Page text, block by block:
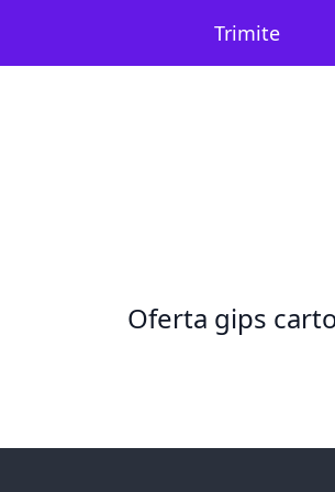
Trimite
Oferta gips